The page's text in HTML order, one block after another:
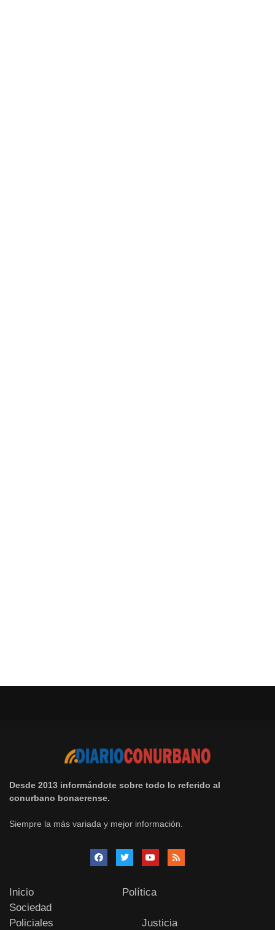
Desde 2013 informándote sobre todo lo referido al
conurbano bonaerense.
Siempre la más variada y mejor información.
Inicio
Política
Sociedad
Policiales
Justicia